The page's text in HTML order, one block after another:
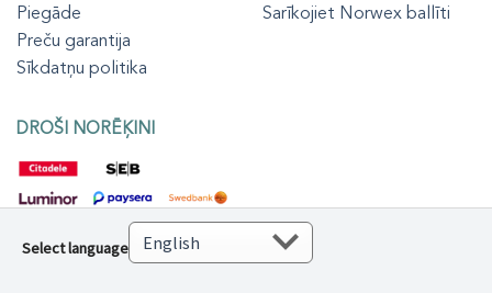
Piegāde
Preču garantija
Sīkdatņu politika
Sarīkojiet Norwex ballīti
DROŠI NORĒĶINI
Select language